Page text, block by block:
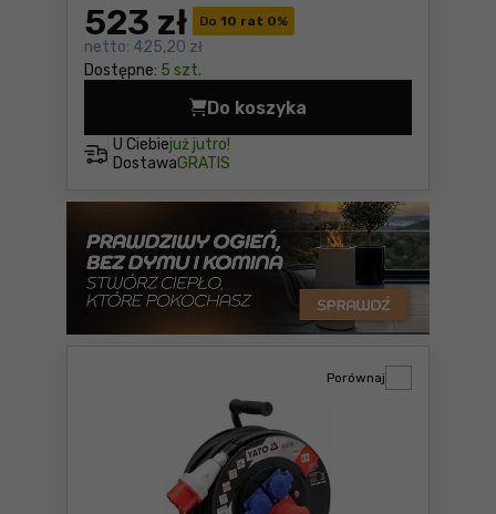
Do 10 rat 0%
523 zł
netto: 425,20 zł
Dostępne: 5 szt.
U Ciebiejuż jutro!
DostawaGRATIS
Do koszyka
Przedłużacz bębnowy Yato
Porównaj